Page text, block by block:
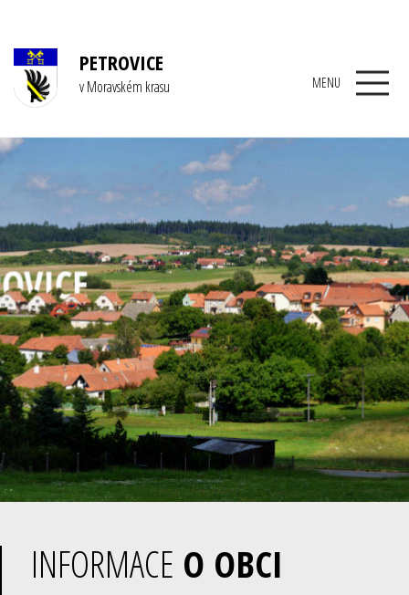
PETROVICE
v Moravském krasu MENU
INFORMACE O OBCI